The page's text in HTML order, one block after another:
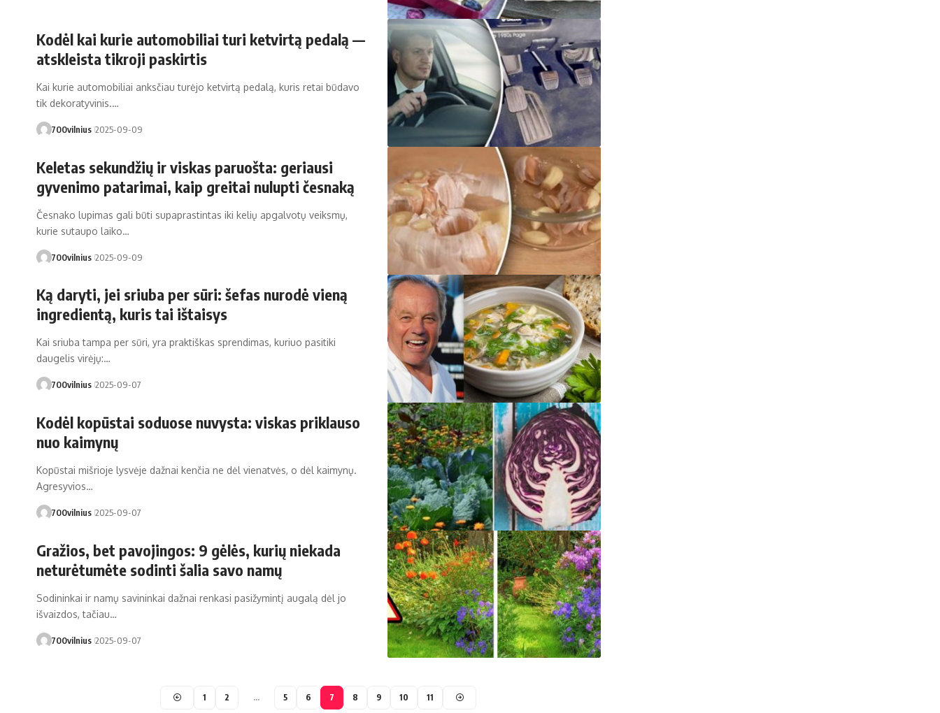
Kodėl kai kurie automobiliai turi ketvirtą pedalą —
atskleista tikroji paskirtis
Kai kurie automobiliai anksčiau turėjo ketvirtą pedalą, kuris retai būdavo
tik dekoratyvinis.…
700vilnius 2025-09-09
Keletas sekundžių ir viskas paruošta: geriausi
gyvenimo patarimai, kaip greitai nulupti česnaką
Česnako lupimas gali būti supaprastintas iki kelių apgalvotų veiksmų,
kurie sutaupo laiko…
700vilnius 2025-09-09
Ką daryti, jei sriuba per sūri: šefas nurodė vieną
ingredientą, kuris tai ištaisys
Kai sriuba tampa per sūri, yra praktiškas sprendimas, kuriuo pasitiki
daugelis virėjų:…
700vilnius 2025-09-07
Kodėl kopūstai soduose nuvysta: viskas priklauso
nuo kaimynų
Kopūstai mišrioje lysvėje dažnai kenčia ne dėl vienatvės, o dėl kaimynų.
Agresyvios…
700vilnius 2025-09-07
Gražios, bet pavojingos: 9 gėlės, kurių niekada
neturėtumėte sodinti šalia savo namų
Sodininkai ir namų savininkai dažnai renkasi pasižymintį augalą dėl jo
išvaizdos, tačiau…
700vilnius 2025-09-07
1 2 … 5 6 7 8 9 10 11